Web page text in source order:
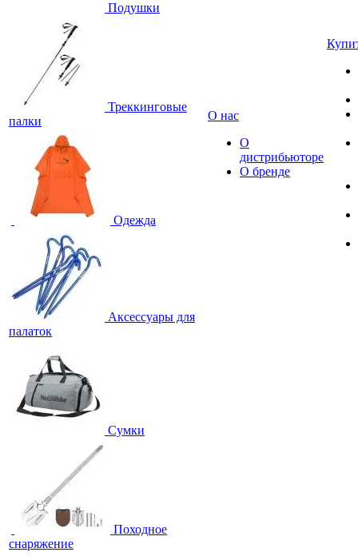
Подушки
Треккинговые
палки
Одежда
Аксессуары для
палаток
Сумки
Походное
снаряжение
О нас
О
дистрибьюторе
О бренде